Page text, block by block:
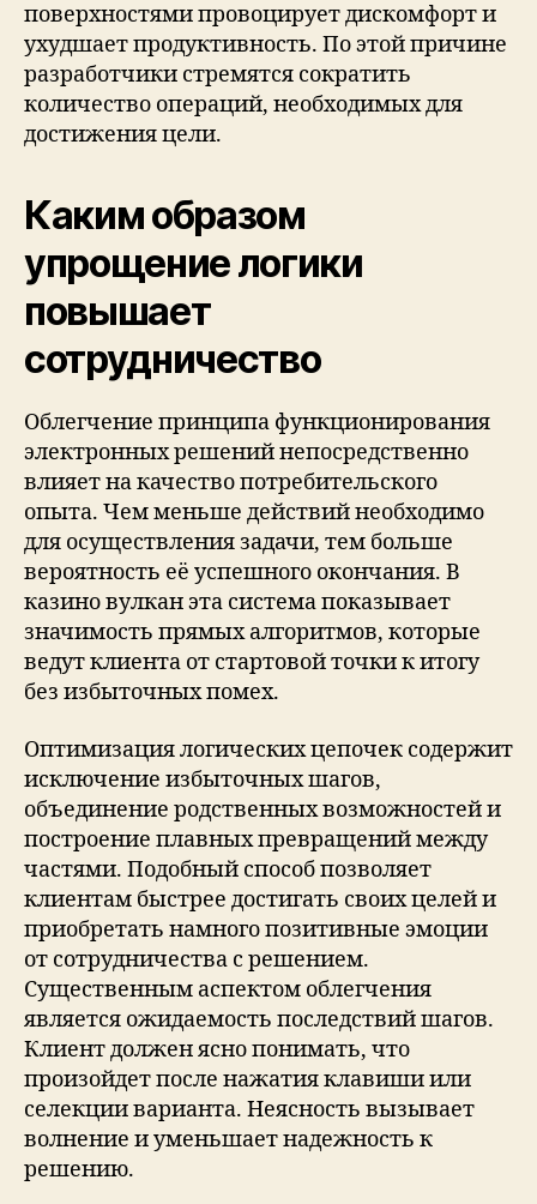
поверхностями провоцирует дискомфорт и
ухудшает продуктивность. По этой причине
разработчики стремятся сократить
количество операций, необходимых для
достижения цели.
Каким образом
упрощение логики
повышает
сотрудничество
Облегчение принципа функционирования
электронных решений непосредственно
влияет на качество потребительского
опыта. Чем меньше действий необходимо
для осуществления задачи, тем больше
вероятность её успешного окончания. В
казино вулкан эта система показывает
значимость прямых алгоритмов, которые
ведут клиента от стартовой точки к итогу
без избыточных помех.
Оптимизация логических цепочек содержит
исключение избыточных шагов,
объединение родственных возможностей и
построение плавных превращений между
частями. Подобный способ позволяет
клиентам быстрее достигать своих целей и
приобретать намного позитивные эмоции
от сотрудничества с решением.
Существенным аспектом облегчения
является ожидаемость последствий шагов.
Клиент должен ясно понимать, что
произойдет после нажатия клавиши или
селекции варианта. Неясность вызывает
волнение и уменьшает надежность к
решению.